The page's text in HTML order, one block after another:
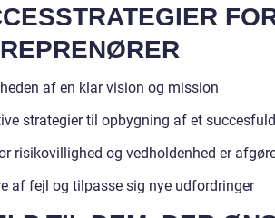
af en klar vision og mission
strategier til opbygning af et
risikovillighed og vedholdenhed er
af fejl og tilpasse sig nye udfordringer